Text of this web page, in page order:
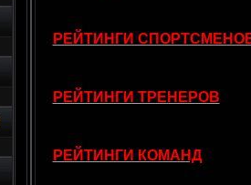
РЕЙТИНГИ
РЕЙТИНГИ ТРЕНЕРОВ
РЕЙТИНГИ КОМАНД